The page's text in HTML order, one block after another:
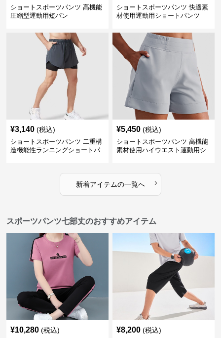
ショートスポーツパンツ 高機能
圧縮型運動用短パン
ショートスポーツパンツ 快適素
材使用運動用ショートパンツ
¥3,140 (税込)
ショートスポーツパンツ 二重構
造機能性ランニングショートパ
¥5,450 (税込)
ショートスポーツパンツ 高機能
素材使用ハイウエスト運動用シ
新着アイテムの一覧へ ›
スポーツパンツ七部丈のおすすめアイテム
¥10,280 (税込) ¥8,200 (税込)